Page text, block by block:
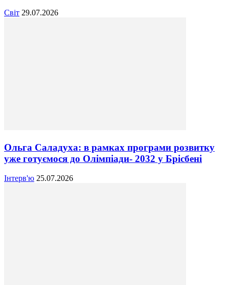
Світ 29.07.2026
Ольга Саладуха: в рамках програми розвитку
уже готуємося до Олімпіади- 2032 у Брісбені
Інтерв'ю 25.07.2026